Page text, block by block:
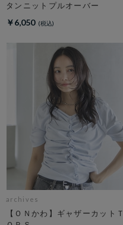
タンニットプルオーバー
￥6,050
archives
【ＯＮかわ】ギャザーカットＴ